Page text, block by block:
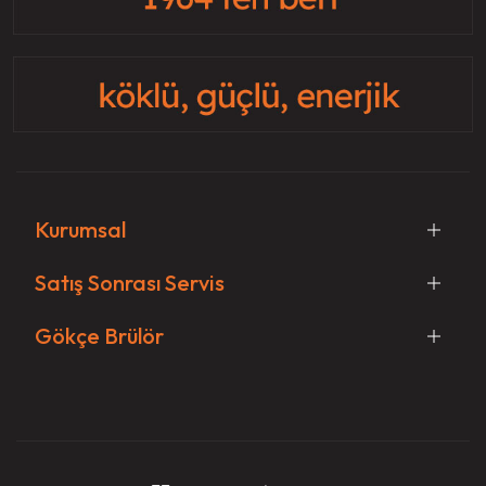
Kurumsal
Satış Sonrası Servis
Gökçe Brülör